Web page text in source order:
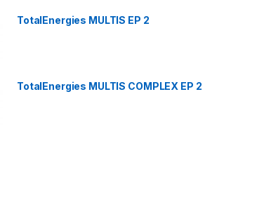
TotalEnergies MULTIS EP 2
TotalEnergies MULTIS COMPLEX EP 2